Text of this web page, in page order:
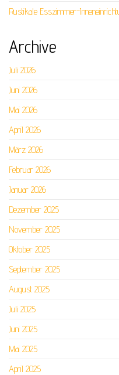
Rustikale Esszimmer-
Archive
Juli 2026
Juni 2026
Mai 2026
April 2026
März 2026
Februar 2026
Januar 2026
Dezember 2025
November 2025
Oktober 2025
September 2025
August 2025
Juli 2025
Juni 2025
Mai 2025
April 2025